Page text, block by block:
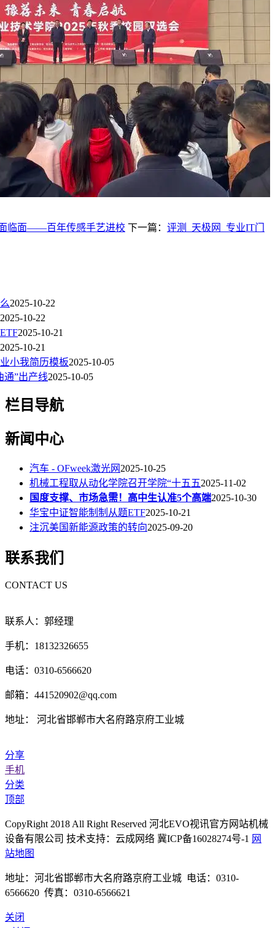
临面——百年传感手艺进校 下一篇： 评测_天极网_专业IT门
2025-10-22
2025-10-22
2025-10-21
2025-10-21
小我简历模板2025-10-05
通”出产线2025-10-05
栏目导航
新闻中心
汽车 - OFweek激光网2025-10-25
机械工程取从动化学院召开学院“十五五2025-11-02
国度支撑、市场急需！高中生认准5个高端2025-10-30
华宝中证智能制制从题ETF2025-10-21
注沉美国新能源政策的转向2025-09-20
联系我们
CONTACT US
联系人：郭经理
手机：18132326655
电话：0310-6566620
邮箱：441520902@qq.com
地址： 河北省邯郸市大名府路京府工业城
分享
手机
分类
顶部
CopyRight 2018 All Right Reserved 河北EVO视讯官方网站机械
设备有限公司 技术支持：云成网络 冀ICP备16028274号-1 网
站地图
地址：河北省邯郸市大名府路京府工业城 电话：0310-
6566620 传真：0310-6566621
关闭